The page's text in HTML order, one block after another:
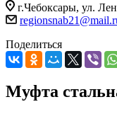
г.Чебоксары, ул.
Поделиться
Муфта